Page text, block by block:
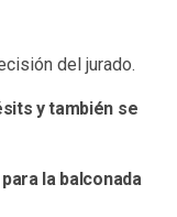
del jurado.
y también se
la balconada